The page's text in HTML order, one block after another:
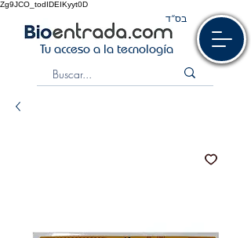
Zg9JCO_todIDEIKyyt0D
Tu acceso a la tecnología
בס“ד